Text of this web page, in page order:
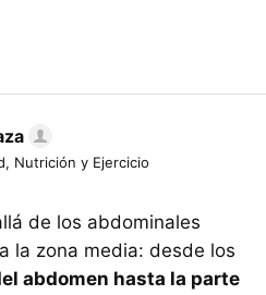
Nutrición y Ejercicio
de los abdominales
la zona media: desde los
abdomen hasta la parte